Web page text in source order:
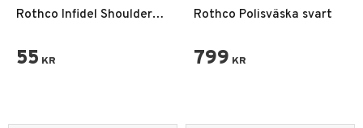
Rothco Infidel Shoulder
55 KR
Rothco Polisväska svart
799 KR